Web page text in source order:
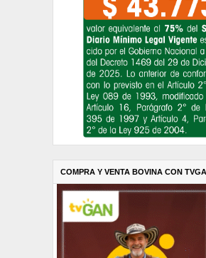
COMPRA Y VENTA BOVINA CON